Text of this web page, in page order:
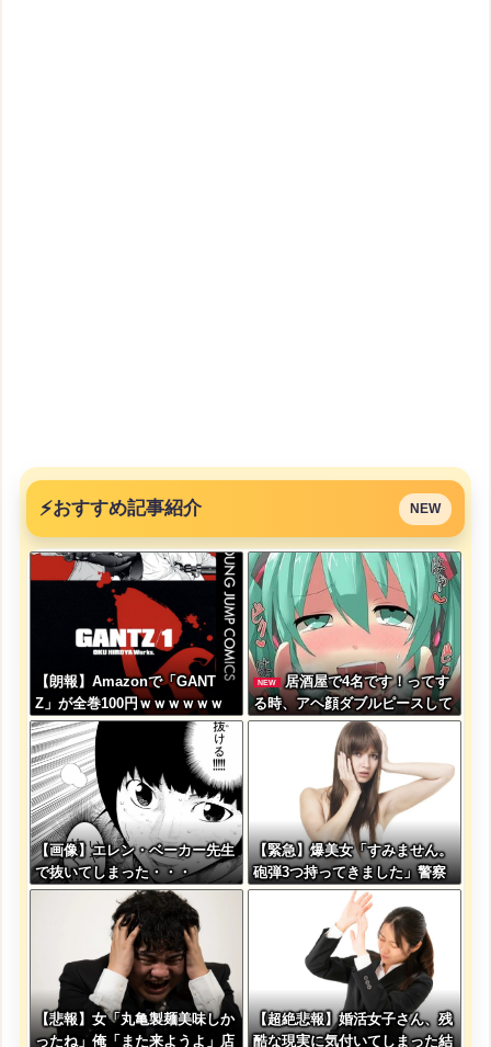
⚡おすすめ記事紹介 NEW
【朗報】Amazonで「GANT
Z」が全巻100円ｗｗｗｗｗｗ
ｗｗｗｗ
NEW
居酒屋で4名です！ってす
る時、アヘ顔ダブルピースして
るみたいになるの恥ずかしいん
【画像】エレン・ベーカー先生
で抜いてしまった・・・
【緊急】爆美女「すみません。
砲弾3つ持ってきました」警察
「！？」自衛隊「！？」→結果
w w w w w w w w
【悲報】女「丸亀製麺美味しか
ったね」俺「また来ようよ」店
【超絶悲報】婚活女子さん、残
酷な現実に気付いてしまった結